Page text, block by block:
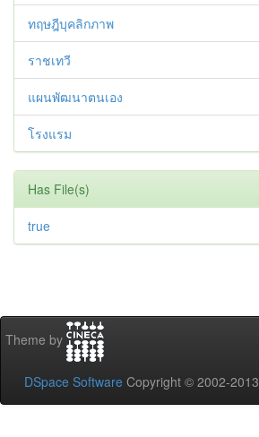
ทฤษฎีบุคลิกภาพ
ราชเทวี
แผนพัฒนาตนเอง
โรงแรม
Has File(s)
true
Theme by
DSpace Software Copyright © 2002-2013